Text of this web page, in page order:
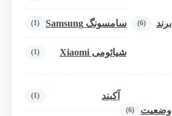
برند (6) سامسونگ Samsung (1)
شیائومی Xiaomi (1)
وضعیت (6)
آکبند (1)